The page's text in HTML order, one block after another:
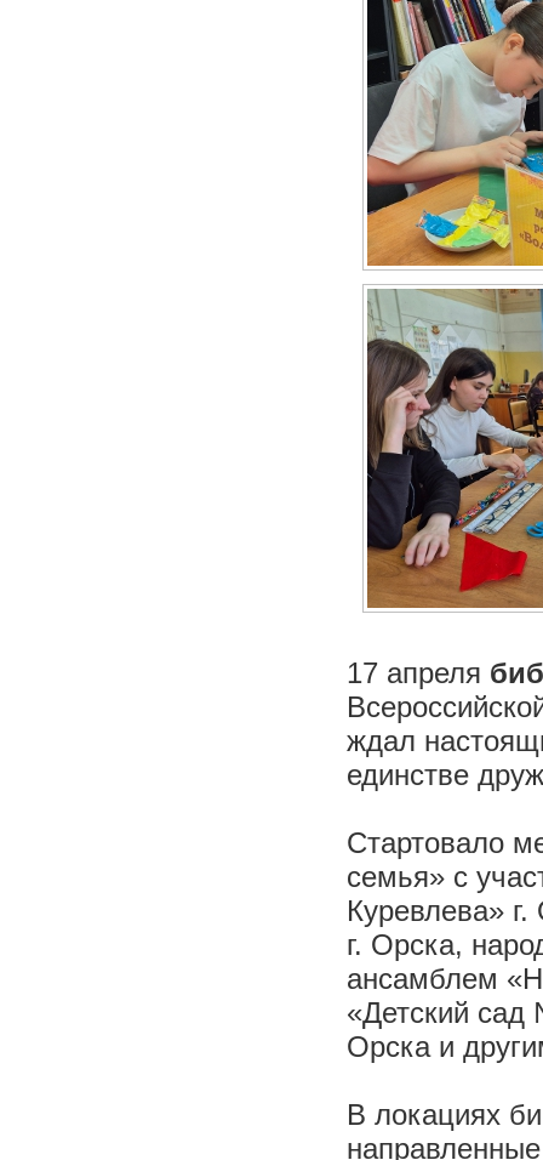
17 апреля
ждал
единстве
Стартовало
семья» с
Куревлева»
г. Орска,
ансамблем
«Детский сад
Орска и
В локациях